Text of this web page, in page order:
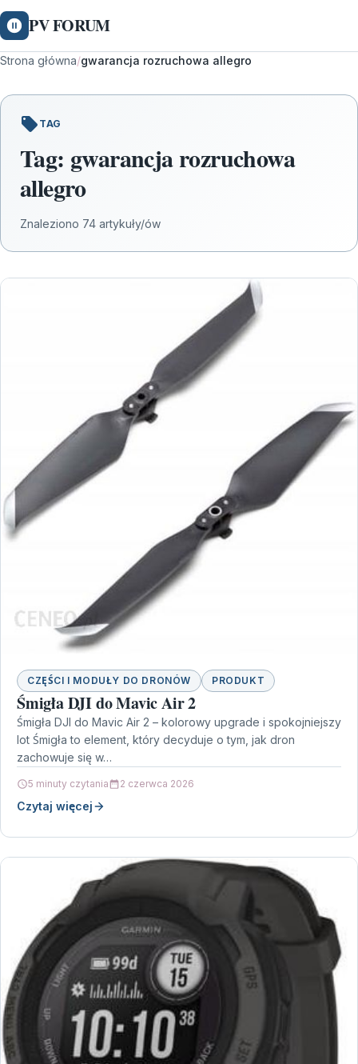
PV FORUM
Strona główna/gwarancja rozruchowa allegro
TAG
Tag: gwarancja rozruchowa
allegro
Znaleziono 74 artykuły/ów
CZĘŚCI I MODUŁY DO DRONÓW PRODUKT
Śmigła DJI do Mavic Air 2
Śmigła DJI do Mavic Air 2 – kolorowy upgrade i spokojniejszy
lot Śmigła to element, który decyduje o tym, jak dron
zachowuje się w…
5 minuty czytania 2 czerwca 2026
Czytaj więcej